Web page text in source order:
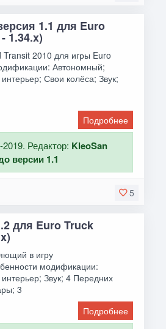
1.1 для Euro
1.34.x)
Transit 2010 для игры Euro
Автономный;
Свои колёса; Звук;
Подробнее
Редактор: KleoSan
версии 1.1
5
для Euro Truck
в игру
модификации:
Звук; 4 Передних
3
Подробнее